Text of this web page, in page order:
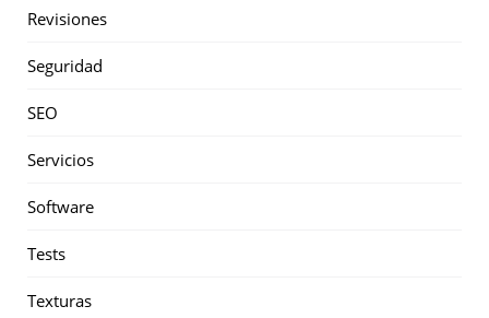
Revisiones
Seguridad
SEO
Servicios
Software
Tests
Texturas